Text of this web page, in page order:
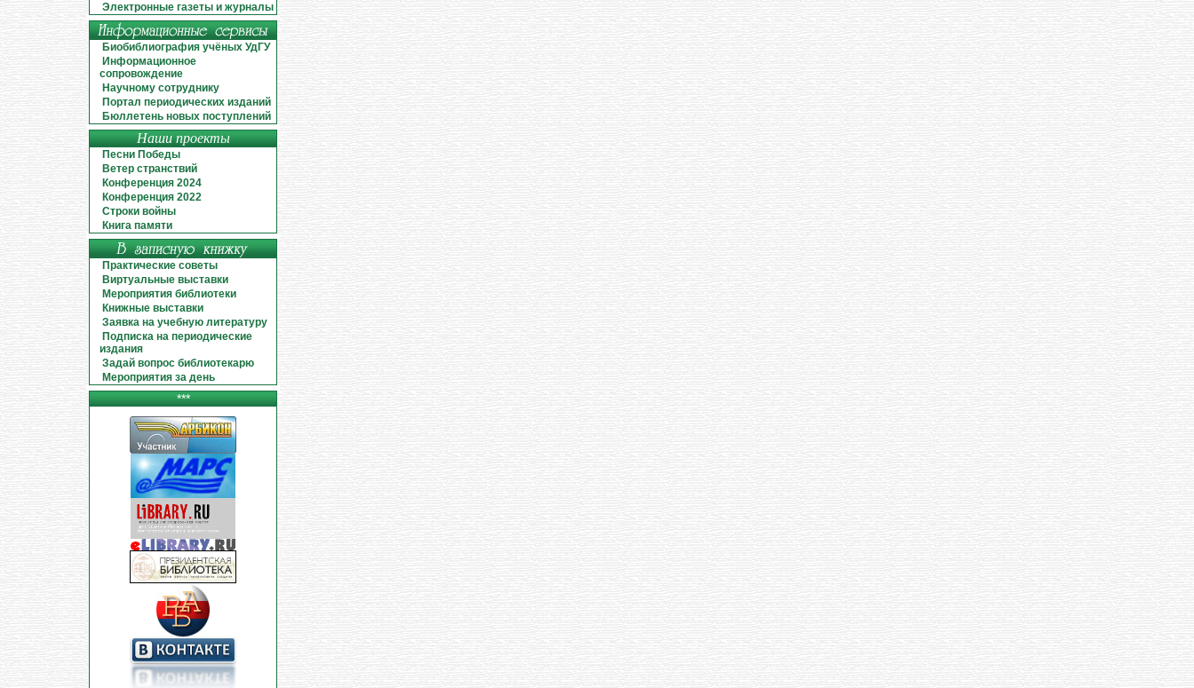
Электронные газеты и журналы
Биобиблиография учёных УдГУ
Информационное
сопровождение
Научному сотруднику
Портал периодических изданий
Бюллетень новых поступлений
Наши проекты
Песни Победы
Ветер странствий
Конференция 2024
Конференция 2022
Строки войны
Книга памяти
Практические советы
Виртуальные выставки
Мероприятия библиотеки
Книжные выставки
Заявка на учебную литературу
Подписка на периодические
издания
Задай вопрос библиотекарю
Мероприятия за день
***